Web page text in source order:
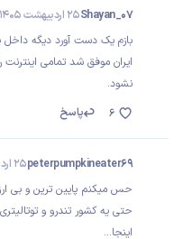
Shayan_0725 اردیبهشت 1405
بازم یک دست آورد دیگه
ایران موفق شد تمامی
نشود.
پاسخ
6
peterpumpkineater6925 اردیبهشت 1405
حس میکنم پایین ترین و بی
حتی یه کشور تندرو و
اینجا...